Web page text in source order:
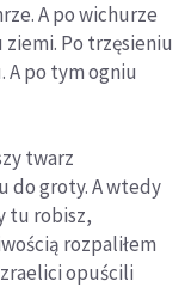
A po wichurze
ziemi. Po trzęsieniu
A po tym ogniu
twarz
do groty. A wtedy
tu robisz,
rozpaliłem
opuścili